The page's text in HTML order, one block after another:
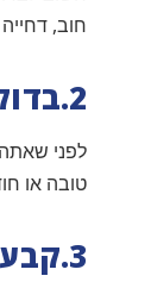
חוב,
2.בדוק את היסטוריית האשראי
לפני
טובה או
3.קבע לוח זמנים ברור לביצוע הסדר התשלום